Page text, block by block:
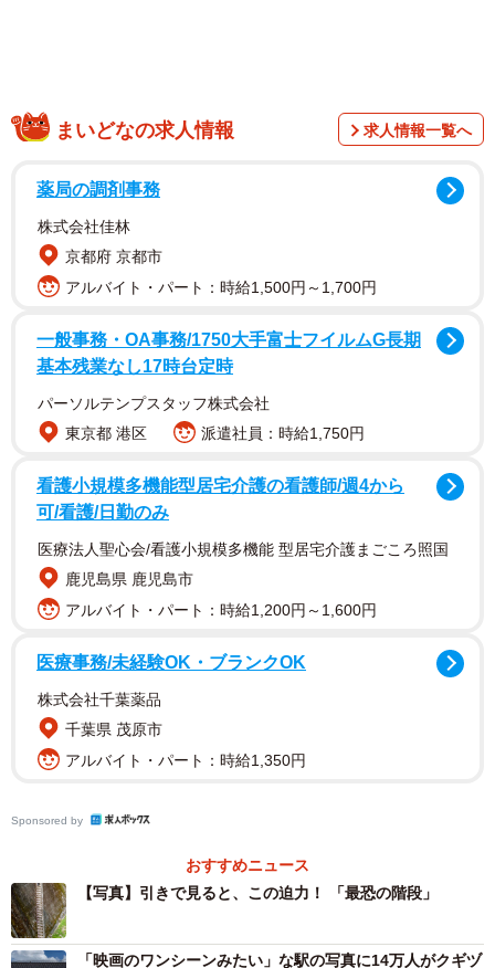
まいどなの求人情報 求人情報一覧へ
薬局の調剤事務
株式会社佳林
京都府 京都市
アルバイト・パート：時給1,500円～1,700円
一般事務・OA事務/1750大手富士フイルムG長期
基本残業なし17時台定時
パーソルテンプスタッフ株式会社
東京都 港区
派遣社員：時給1,750円
看護小規模多機能型居宅介護の看護師/週4から
可/看護/日勤のみ
医療法人聖心会/看護小規模多機能 型居宅介護まごころ照国
鹿児島県 鹿児島市
アルバイト・パート：時給1,200円～1,600円
医療事務/未経験OK・ブランクOK
株式会社千葉薬品
千葉県 茂原市
アルバイト・パート：時給1,350円
Sponsored by
おすすめニュース
【写真】引きで見ると、この迫力！ 「最恐の階段」
「映画のワンシーンみたい」な駅の写真に14万人がクギヅ